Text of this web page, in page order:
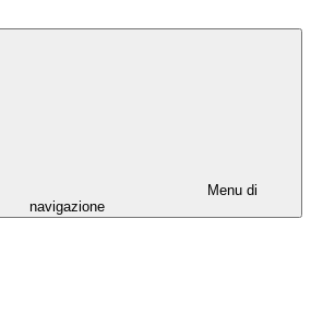
Menu di
navigazione